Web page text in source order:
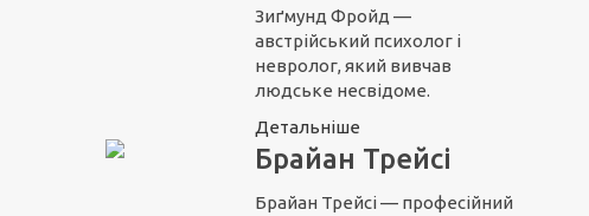
Зиґмунд Фройд —
австрійський психолог і
невролог, який вивчав
людське несвідоме.
Детальніше
Брайан Трейсі
Брайан Трейсі — професійний